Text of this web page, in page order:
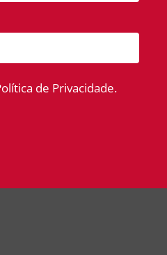
de Privacidade.